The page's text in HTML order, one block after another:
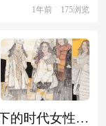
1年前 175浏览
泰丰国际丨陈桂菊传统笔墨韵味下的时代女性精神